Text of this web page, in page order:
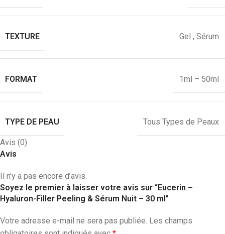
TEXTURE Gel , Sérum
FORMAT 1ml – 50ml
TYPE DE PEAU Tous Types de Peaux
Avis (0)
Avis
Il n’y a pas encore d’avis.
Soyez le premier à laisser votre avis sur “Eucerin –
Hyaluron-Filler Peeling & Sérum Nuit – 30 ml”
Votre adresse e-mail ne sera pas publiée. Les champs